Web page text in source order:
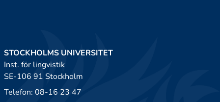
STOCKHOLMS UNIVERSITET
Inst. för lingvistik
SE-106 91 Stockholm
Telefon: 08-16 23 47